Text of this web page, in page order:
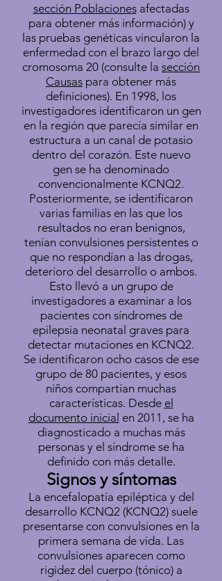
sección Poblacionesafectadas
para obtener más información) y
las pruebas genéticas vincularon la
enfermedad con el brazo largo del
cromosoma 20 (consulte la sección
Causas para obtener más
definiciones). En 1998, los
investigadores identificaron un gen
en la región que parecía similar en
estructura a un canal de potasio
dentro del corazón. Este nuevo
gen se ha denominado
convencionalmente KCNQ2.
Posteriormente, se identificaron
varias familias en las que los
resultados no eran benignos,
tenían convulsiones persistentes o
que no respondían a las drogas,
deterioro del desarrollo o ambos.
Esto llevó a un grupo de
investigadores a examinar a los
pacientes con síndromes de
epilepsia neonatal graves para
detectar mutaciones en KCNQ2.
Se identificaron ocho casos de ese
grupo de 80 pacientes, y esos
niños compartían muchas
características. Desde el
documento inicial en 2011, se ha
diagnosticado a muchas más
personas y el síndrome se ha
definido con más detalle.
Signos y síntomas
La encefalopatía epiléptica y del
desarrollo KCNQ2 (KCNQ2) suele
presentarse con convulsiones en la
primera semana de vida. Las
convulsiones aparecen como
rigidez del cuerpo (tónico) a